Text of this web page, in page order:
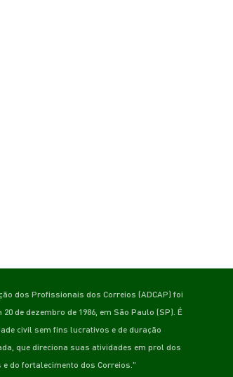
dos Profissionais dos Correios (ADCAP) foi
de dezembro de 1986, em São Paulo (SP). É
civil sem fins lucrativos e de duração
que direciona suas atividades em prol dos
e do fortalecimento dos Correios."